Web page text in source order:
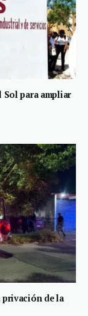
Sol para ampliar
de la